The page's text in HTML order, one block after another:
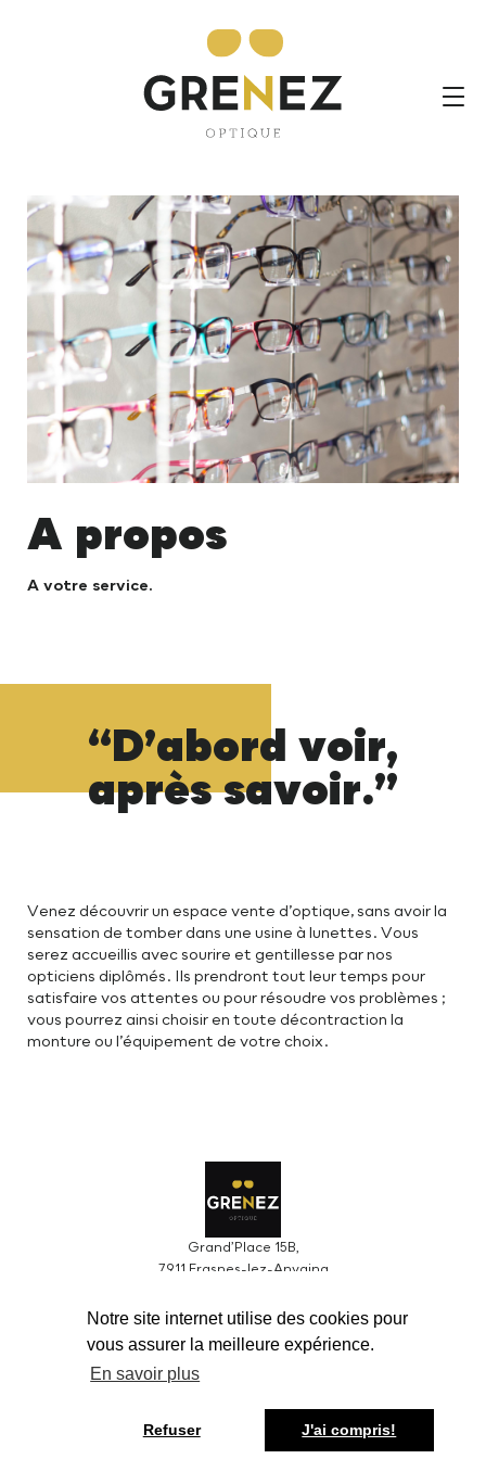
Notre site internet utilise des cookies pour
vous assurer la meilleure expérience.
En savoir plus
Refuser J'ai compris!
A propos
A votre service.
“D’abord voir,
après savoir.”
Venez découvrir un espace vente d’optique, sans avoir la
sensation de tomber dans une usine à lunettes. Vous
serez accueillis avec sourire et gentillesse par nos
opticiens diplômés. Ils prendront tout leur temps pour
satisfaire vos attentes ou pour résoudre vos problèmes ;
vous pourrez ainsi choisir en toute décontraction la
monture ou l’équipement de votre choix.
Grand’Place 15B,
7911 Frasnes-lez-Anvaing
Grenez sprl BCE0424610966
de 09h00 à 12h30 > de 13h30 à 18h30
Samedi